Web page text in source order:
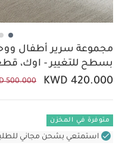
مجموعة سرير أطفال
بسطح للتغيير - اوك،
KWD 420.000
500.000
متوفرة في المخزن
استمتعي بشحن مجاني للطلبات